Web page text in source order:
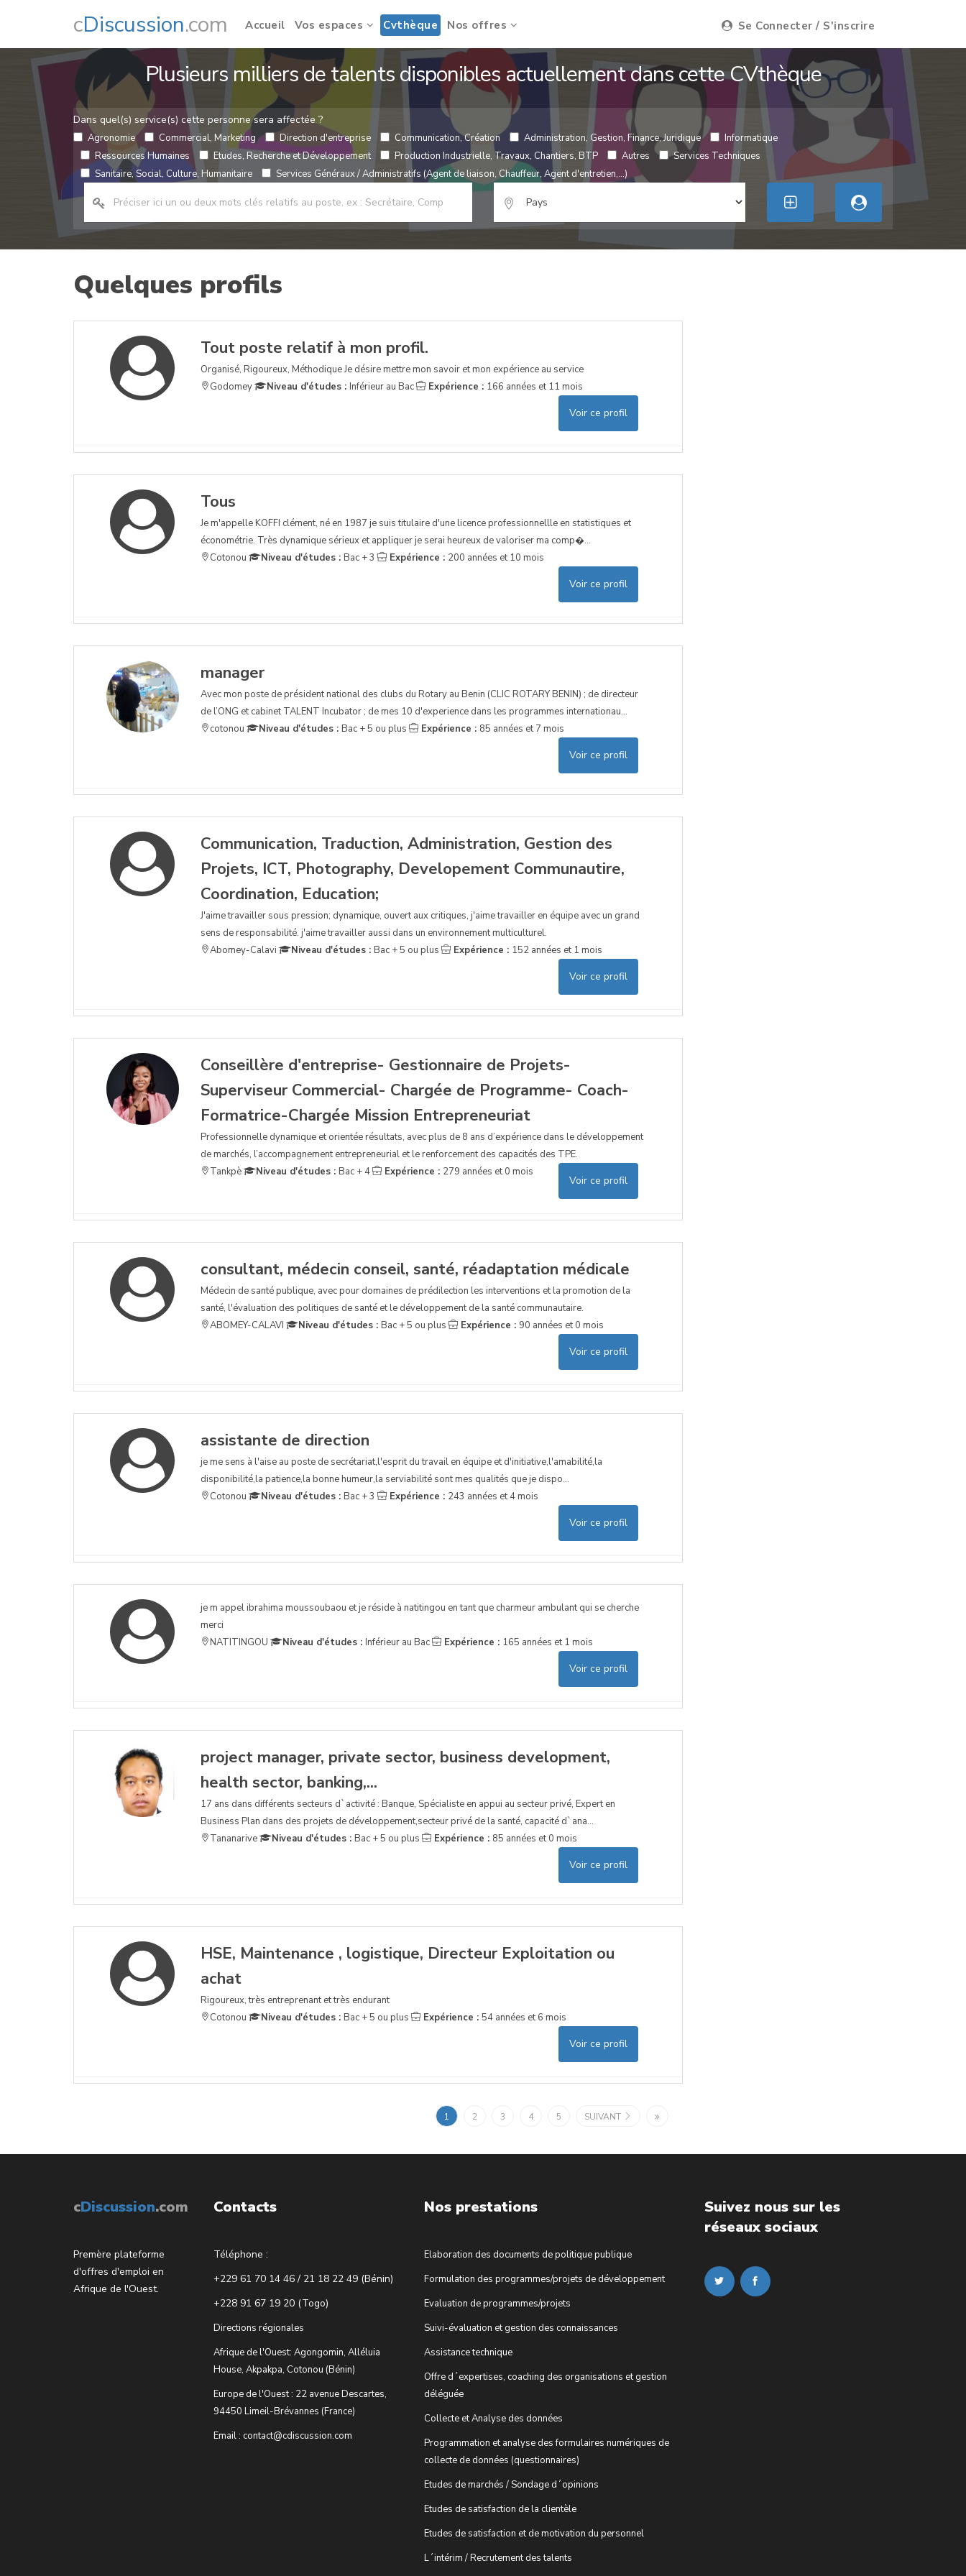
cDiscussion.com Accueil Vos espaces Cvthèque Nos offres Se Connecter / S'inscrire
Plusieurs milliers de talents disponibles actuellement dans cette CVthèque
Dans quel(s) service(s) cette personne sera affectée ?
Agronomie Commercial, Marketing Direction d'entreprise Communication, Création Administration, Gestion, Finance, Juridique
Informatique
Ressources Humaines
Etudes, Recherche et Développement Production Industrielle, Travaux, Chantiers, BTP Autres
Services Techniques
Sanitaire, Social, Culture, Humanitaire
Services Généraux / Administratifs (Agent de liaison, Chauffeur, Agent d'entretien,...)
Quelques profils
Tout poste relatif à mon profil.
Organisé, Rigoureux, Méthodique Je désire mettre mon savoir et mon expérience au service
Godomey
Niveau d'études : Inférieur au Bac Expérience : 166 années et 11 mois
Voir ce profil
Tous
Je m'appelle KOFFI clément, né en 1987 je suis titulaire d'une licence professionnellle en statistiques et
économétrie. Très dynamique sérieux et appliquer je serai heureux de valoriser ma comp�...
Cotonou
Niveau d'études : Bac + 3 Expérience : 200 années et 10 mois
Voir ce profil
manager
Avec mon poste de président national des clubs du Rotary au Benin (CLIC ROTARY BENIN) ; de directeur
de l’ONG et cabinet TALENT Incubator ; de mes 10 d'experience dans les programmes internationau...
cotonou
Niveau d'études : Bac + 5 ou plus Expérience : 85 années et 7 mois
Voir ce profil
Communication, Traduction, Administration, Gestion des
Projets, ICT, Photography, Developement Communautire,
Coordination, Education;
J'aime travailler sous pression; dynamique, ouvert aux critiques, j'aime travailler en équipe avec un grand
sens de responsabilité. j'aime travailler aussi dans un environnement multiculturel.
Abomey-Calavi
Niveau d'études : Bac + 5 ou plus Expérience : 152 années et 1 mois
Voir ce profil
Conseillère d'entreprise- Gestionnaire de Projets-
Superviseur Commercial- Chargée de Programme- Coach-
Formatrice-Chargée Mission Entrepreneuriat
Professionnelle dynamique et orientée résultats, avec plus de 8 ans d’expérience dans le développement
de marchés, l’accompagnement entrepreneurial et le renforcement des capacités des TPE.
Tankpè
Niveau d'études : Bac + 4 Expérience : 279 années et 0 mois
Voir ce profil
consultant, médecin conseil, santé, réadaptation médicale
Médecin de santé publique, avec pour domaines de prédilection les interventions et la promotion de la
santé, l'évaluation des politiques de santé et le développement de la santé communautaire.
ABOMEY-CALAVI
Niveau d'études : Bac + 5 ou plus Expérience : 90 années et 0 mois
Voir ce profil
assistante de direction
je me sens à l'aise au poste de secrétariat,l'esprit du travail en équipe et d'initiative,l'amabilité,la
disponibilité,la patience,la bonne humeur,la serviabilité sont mes qualités que je dispo...
Cotonou
Niveau d'études : Bac + 3 Expérience : 243 années et 4 mois
Voir ce profil
je m appel ibrahima moussoubaou et je réside à natitingou en tant que charmeur ambulant qui se cherche
merci
NATITINGOU
Niveau d'études : Inférieur au Bac Expérience : 165 années et 1 mois
Voir ce profil
project manager, private sector, business development,
health sector, banking,...
17 ans dans différents secteurs d`activité : Banque, Spécialiste en appui au secteur privé, Expert en
Business Plan dans des projets de développement,secteur privé de la santé, capacité d`ana...
Tananarive
Niveau d'études : Bac + 5 ou plus Expérience : 85 années et 0 mois
Voir ce profil
HSE, Maintenance , logistique, Directeur Exploitation ou
achat
Rigoureux, très entreprenant et très endurant
Cotonou
Niveau d'études : Bac + 5 ou plus Expérience : 54 années et 6 mois
Voir ce profil
1 2 3 4 5 SUIVANT
cDiscussion.com
Premère plateforme
d'offres d'emploi en
Afrique de l'Ouest.
Contacts
Téléphone :
+229 61 70 14 46 / 21 18 22 49 (Bénin)
+228 91 67 19 20 (Togo)
Directions régionales
Afrique de l'Ouest: Agongomin, Alléluia
House, Akpakpa, Cotonou (Bénin)
Europe de l'Ouest : 22 avenue Descartes,
94450 Limeil-Brévannes (France)
Email : contact@cdiscussion.com
Nos prestations
Elaboration des documents de politique publique
Formulation des programmes/projets de développement
Evaluation de programmes/projets
Suivi-évaluation et gestion des connaissances
Assistance technique
Offre d´expertises, coaching des organisations et gestion
déléguée
Collecte et Analyse des données
Programmation et analyse des formulaires numériques de
collecte de données (questionnaires)
Etudes de marchés / Sondage d´opinions
Etudes de satisfaction de la clientèle
Etudes de satisfaction et de motivation du personnel
L´intérim / Recrutement des talents
Suivez nous sur les
réseaux sociaux